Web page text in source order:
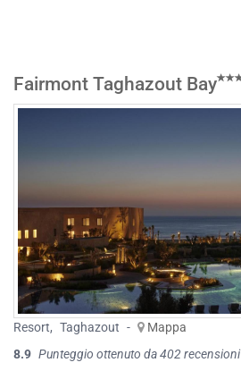
Fairmont Taghazout Bay
Resort, Taghazout -
Mappa
8.9 Punteggio ottenuto da 402 recensioni